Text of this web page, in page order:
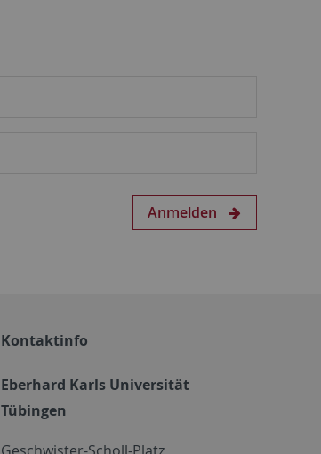
Anmelden
Kontaktinfo
Eberhard Karls Universität
Tübingen